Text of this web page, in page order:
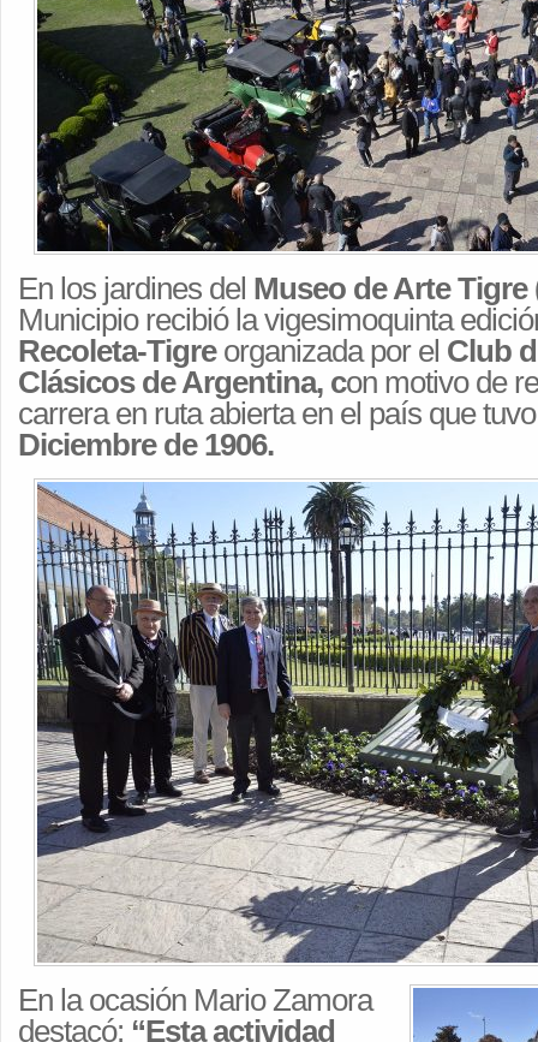
En los jardines del Museo de Arte Tigre
Municipio recibió la vigesimoquinta
Recoleta-Tigreorganizada por el Club
Clásicos de Argentina, con motivo de
carrera en ruta abierta en el país que
Diciembre de 1906.
En la ocasión Mario Zamora
destacó: “Esta actividad